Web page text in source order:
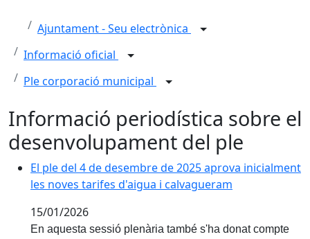
Ajuntament - Seu electrònica
Informació oficial
Ple corporació municipal
Informació periodística sobre el
desenvolupament del ple
El ple del 4 de desembre de 2025 aprova inicialment
El ple del 4 de desembre de 2025 aprova inicialment
les noves tarifes d'aigua i calvagueram
15/01/2026
En aquesta sessió plenària també s'ha donat compte